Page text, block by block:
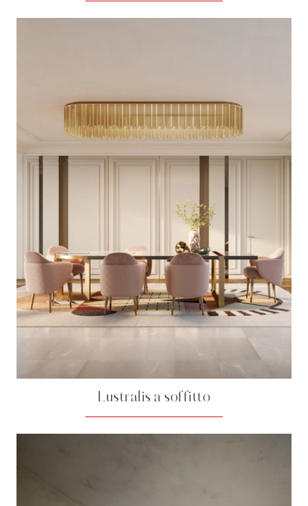
Lustralis a soffitto